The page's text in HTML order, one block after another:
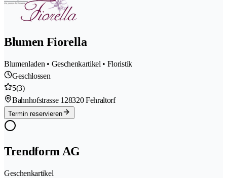
Blumen Fiorella
Blumenladen • Geschenkartikel • Floristik
Geschlossen
5(3)
Bahnhofstrasse 128320 Fehraltorf
Termin reservieren
Trendform AG
Geschenkartikel